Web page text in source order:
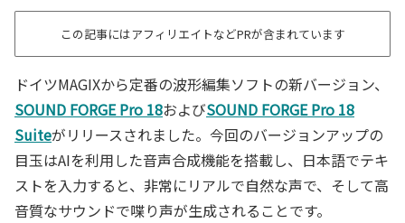
この記事にはアフィリエイトなどPRが含まれています
ドイツMAGIXから定番の波形編集ソフトの新バージョン、
SOUND FORGE Pro 18およびSOUND FORGE Pro 18
Suiteがリリースされました。今回のバージョンアップの
目玉はAIを利用した音声合成機能を搭載し、日本語でテキ
ストを入力すると、非常にリアルで自然な声で、そして高
音質なサウンドで喋り声が生成されることです。